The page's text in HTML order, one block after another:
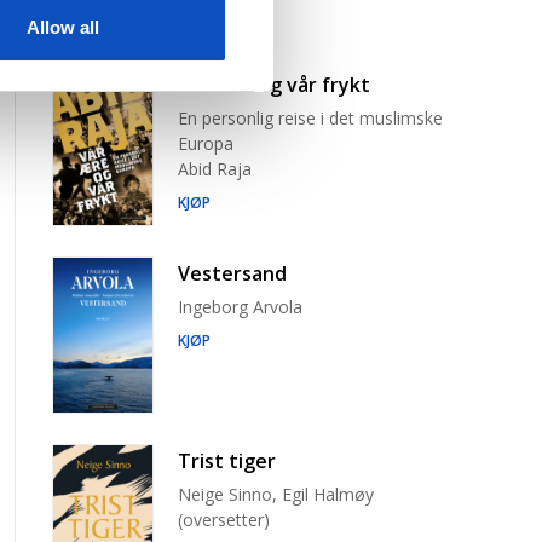
Allow all
Vår ære og vår frykt
En personlig reise i det muslimske
Europa
Abid Raja
KJØP
Vestersand
Ingeborg Arvola
KJØP
Trist tiger
Neige Sinno, Egil Halmøy
(oversetter)